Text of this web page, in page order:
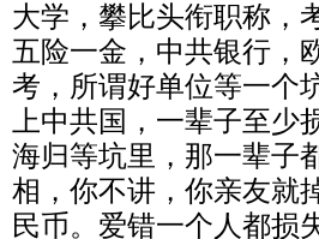
大学，攀比头衔职称，
五险一金，中共银行，
考，所谓好单位等一个
上中共国，一辈子至少
海归等坑里，那一辈子
相，你不讲，你亲友就
民币。爱错一个人都损